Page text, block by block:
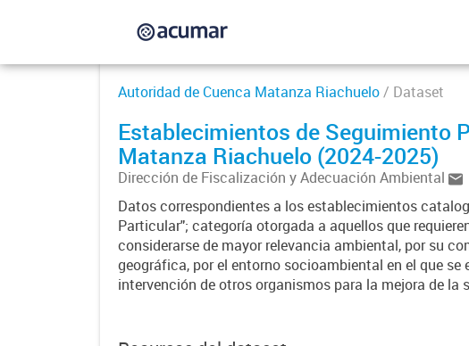
Autoridad de Cuenca Matanza Riachuelo/ Dataset
Establecimientos de Seguimiento
Matanza Riachuelo (2024-2025)
Dirección de Fiscalización y Adecuación Ambiental
Datos correspondientes a los establecimientos
Particular"; categoría otorgada a aquellos que
considerarse de mayor relevancia ambiental, por su
geográfica, por el entorno socioambiental en el que
intervención de otros organismos para la mejora de la